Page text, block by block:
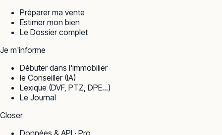
Préparer ma vente
Estimer mon bien
Le Dossier complet
Je m'informe
Débuter dans l'immobilier
le Conseiller (IA)
Lexique (DVF, PTZ, DPE…)
Le Journal
Closer
Données & API · Pro